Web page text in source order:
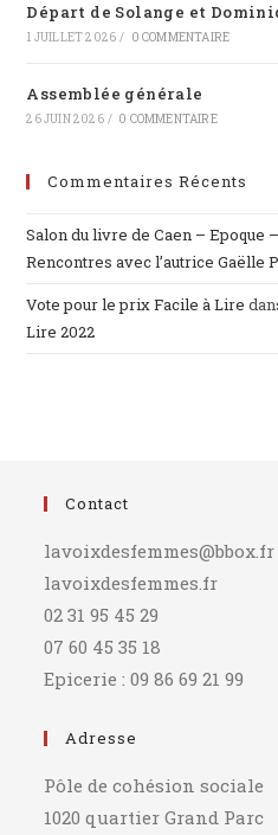
Départ de Solange et
1 JUILLET 2026 / 0 COMMENTAIRE
Assemblée générale
26 JUIN 2026 / 0 COMMENTAIRE
Commentaires Récents
Salon du livre de Caen – Epoque
Rencontres avec l’autrice Gaëlle
Vote pour le prix Facile à Lire
Lire 2022
Contact
lavoixdesfemmes@bbox.fr
lavoixdesfemmes.fr
02 31 95 45 29
07 60 45 35 18
Epicerie : 09 86 69 21 99
Adresse
Pôle de cohésion sociale
1020 quartier Grand Parc